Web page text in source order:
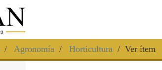
Agronomía Horticultura Ver ítem